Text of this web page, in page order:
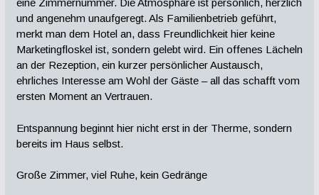
eine Zimmernummer. Die Atmosphäre ist persönlich, herzlich
und angenehm unaufgeregt. Als Familienbetrieb geführt,
merkt man dem Hotel an, dass Freundlichkeit hier keine
Marketingfloskel ist, sondern gelebt wird. Ein offenes Lächeln
an der Rezeption, ein kurzer persönlicher Austausch,
ehrliches Interesse am Wohl der Gäste – all das schafft vom
ersten Moment an Vertrauen.
Entspannung beginnt hier nicht erst in der Therme, sondern
bereits im Haus selbst.
Große Zimmer, viel Ruhe, kein Gedränge